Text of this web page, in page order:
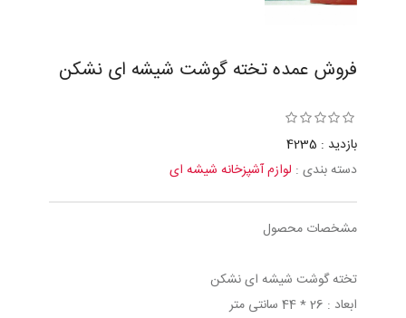
فروش عمده تخته گوشت شیشه ای نشکن
بازدید : 4235
دسته بندی : لوازم آشپزخانه شیشه ای
مشخصات محصول
تخته گوشت شیشه ای نشکن
ابعاد : 26 * 44 سانتی متر